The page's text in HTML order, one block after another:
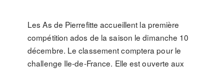
Les As de Pierrefitte accueillent la première
compétition ados de la saison le dimanche 10
décembre. Le classement comptera pour le
challenge Ile-de-France. Elle est ouverte aux